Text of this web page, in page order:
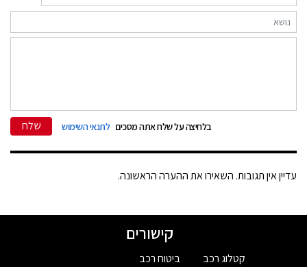
בלחיצה על שלח אתה מסכים לתנאי השימוש שלח
עדיין אין תגובות. השאירו את ההערה הראשונה.
קישורים
קטלוג רכב
ביטוח רכב